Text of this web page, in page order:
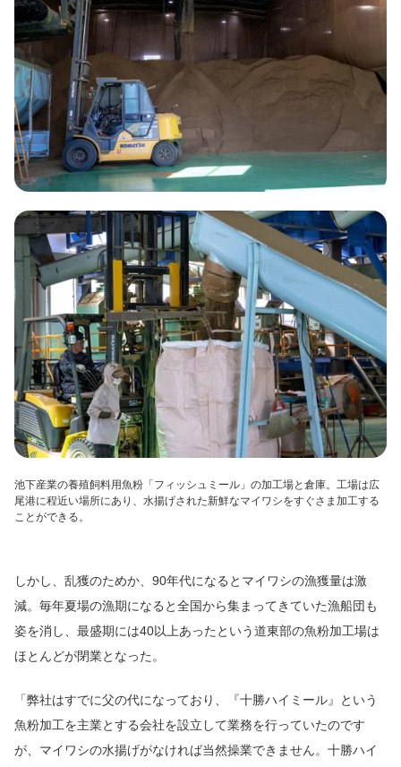
池下産業の養殖飼料用魚粉「フィッシュミール」の加工場と倉庫。工場は広
尾港に程近い場所にあり、水揚げされた新鮮なマイワシをすぐさま加工する
ことができる。
しかし、乱獲のためか、90年代になるとマイワシの漁獲量は激
減。毎年夏場の漁期になると全国から集まってきていた漁船団も
姿を消し、最盛期には40以上あったという道東部の魚粉加工場は
ほとんどが閉業となった。
「弊社はすでに父の代になっており、『十勝ハイミール』という
魚粉加工を主業とする会社を設立して業務を行っていたのです
が、マイワシの水揚げがなければ当然操業できません。十勝ハイ